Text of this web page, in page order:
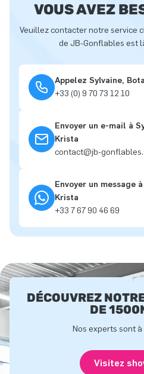
VOUS AVEZ
Veuillez contacter notre service
de JB-Gonflables est
Appelez Sylvaine,
+33 (0) 9 70 73 12 10
Envoyer un e-mail à
Krista
contact@jb-
Envoyer un message
Krista
+33 7 67 90 46 69
DÉCOUVREZ
DE
Nos experts sont
Visitez